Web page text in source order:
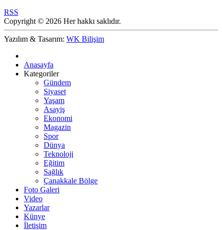
RSS
Copyright © 2026 Her hakkı saklıdır.
Yazılım & Tasarım: WK Bilişim
Anasayfa
Kategoriler
Gündem
Siyaset
Yaşam
Asayiş
Ekonomi
Magazin
Spor
Dünya
Teknoloji
Eğitim
Sağlık
Çanakkale Bölge
Foto Galeri
Video
Yazarlar
Künye
İletişim